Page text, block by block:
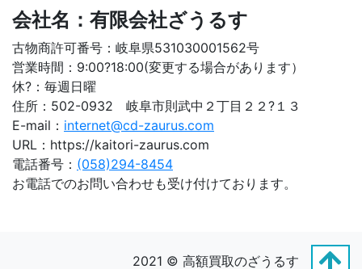
会社名：有限会社ざうるす
古物商許可番号：岐阜県531030001562号
営業時間：9:00?18:00(変更する場合があります）
休?：毎週日曜
住所：502-0932 岐阜市則武中２丁目２２?１３
E-mail： internet@cd-zaurus.com
URL：https://kaitori-zaurus.com
電話番号： (058)294-8454
お電話でのお問い合わせも受け付けております。
2021 © 高額買取のざうるす